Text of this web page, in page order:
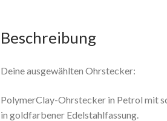
Beschreibung
Deine ausgewählten Ohrstecker:
PolymerClay-Ohrstecker in Petrol mit
in goldfarbener Edelstahlfassung.